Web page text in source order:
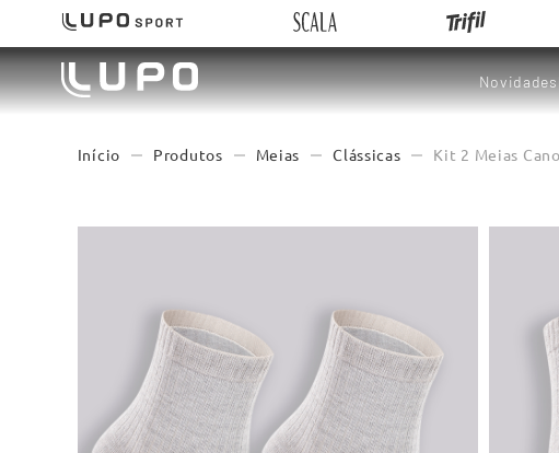
Novidades
Produtos Meias Clássicas Kit 2 Meias